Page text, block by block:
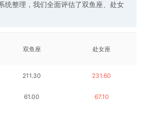
统整理，我们全面评估了双鱼座、处女
双鱼座
211.30
61.00
处女座
231.60
67.10